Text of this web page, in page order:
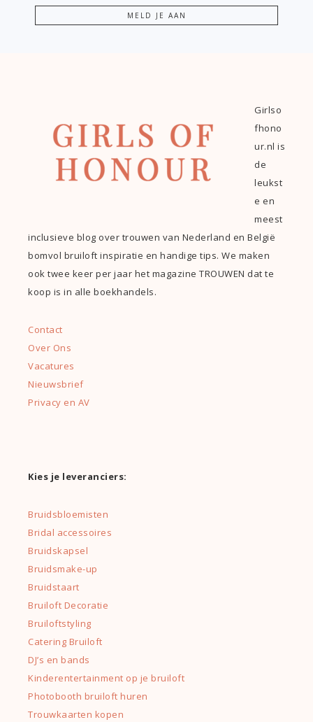
Girlso
fhono
ur.nl is
de
leukst
e en
meest
inclusieve blog over trouwen van Nederland en België
bomvol bruiloft inspiratie en handige tips. We maken
ook twee keer per jaar het magazine TROUWEN dat te
koop is in alle boekhandels.
Contact
Over Ons
Vacatures
Nieuwsbrief
Privacy en AV
Kies je leveranciers:
Bruidsbloemisten
Bridal accessoires
Bruidskapsel
Bruidsmake-up
Bruidstaart
Bruiloft Decoratie
Bruiloftstyling
Catering Bruiloft
DJ’s en bands
Kinderentertainment op je bruiloft
Photobooth bruiloft huren
Trouwkaarten kopen